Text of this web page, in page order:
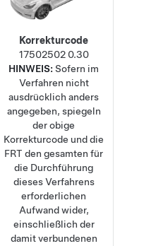
Korrekturcode
17502502 0.30
HINWEIS:Sofern im
Verfahren nicht
ausdrücklich anders
angegeben, spiegeln
der obige
Korrekturcode und die
FRT den gesamten für
die Durchführung
dieses Verfahrens
erforderlichen
Aufwand wider,
einschließlich der
damit verbundenen